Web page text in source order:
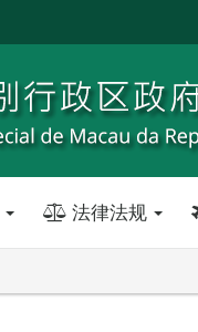
法律法规